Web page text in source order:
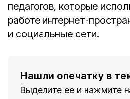
педагогов, которые
работе интернет-­
и социальные сети.
Нашли опечатку в
Выделите ее и нажмите